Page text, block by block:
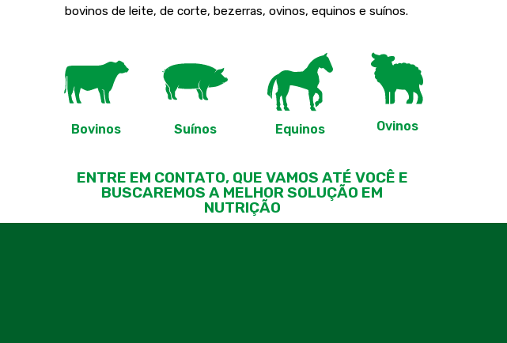
bovinos de leite, de corte, bezerras, ovinos, equinos e suínos.
Bovinos Suínos Equinos Ovinos
ENTRE EM CONTATO, QUE VAMOS ATÉ VOCÊ E
BUSCAREMOS A MELHOR SOLUÇÃO EM
NUTRIÇÃO